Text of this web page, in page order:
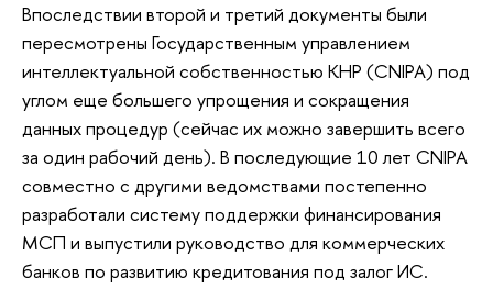
Впоследствии второй и третий документы были
пересмотрены Государственным управлением
интеллектуальной собственностью КНР (CNIPA) под
углом еще большего упрощения и сокращения
данных процедур (сейчас их можно завершить всего
за один рабочий день). В последующие 10 лет CNIPA
совместно с другими ведомствами постепенно
разработали систему поддержки финансирования
МСП и выпустили руководство для коммерческих
банков по развитию кредитования под залог ИС.